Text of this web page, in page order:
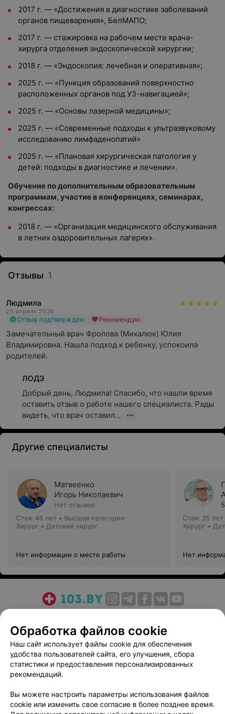
2017 г. — «Достижения в диагностике заболеваний
органов пищеварения», БелМАПО;
2017 г. — стажировка на рабочем месте врача-
хирурга отделения эндоскопической хирургии;
2018 г. — «Эндоскопия: лечебная и оперативная»;
2025 г. — «Пункция образований поверхностно
расположенных органов под УЗ-навигацией»;
2025 г. — «Основы лазерной медицины»;
2025 г. — «Современные подходы к ультразвуковому
исследованию лимфаденопатий»
2025 г. — «Плановая хирургическая патология у
детей: подходы в диагностике и лечении».
Обучение по дополнительным образовательным
программам, участие в конференциях, семинарах,
конгрессах:
2018 г. — «Организация медицинского обслуживания
в летних оздоровительных лагерях».
Отзывы 1
Людмила
25 апреля 2026
Отзыв подтвержден Рекомендую
Замечательный врач Фролова (Михалюк) Юлия
Владимировна. Нашла подход к ребенку, успокоила
родителей.
ЛОДЭ
Добрый день, Людмила! Спасибо, что нашли время
оставить отзыв о работе нашего специалиста. Рады
видеть, что врач оставил...
Другие специалисты
Матвеенко
Игорь Николаевич
Нет отзывов
Стаж 46 лет • Высшая категория
Хирург • Детский хирург
Нет информации о месте работы
Стаж 35 лет
Хирург •
Нет
Медицинский маркетинг
Публичный договор
Пользовательское соглашение
Способы оплаты
Вакансии
Партнеры
Написать руководителю 103.by
Персональные настройки cookie
Обработка файлов cookie
Наш сайт использует файлы cookie для обеспечения
удобства пользователей сайта, его улучшения, сбора
статистики и предоставления персонализированных
рекомендаций.
Вы можете настроить параметры использования файлов
cookie или изменить свое согласие в более позднее время.